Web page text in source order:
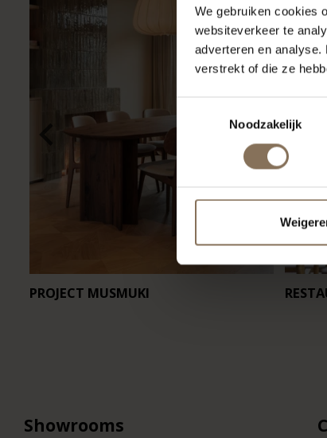
We gebruiken cookies
websiteverkeer te
adverteren en analyse.
verstrekt of die ze
Noodzakelijk
PROJECT MUSMUKI
Showrooms